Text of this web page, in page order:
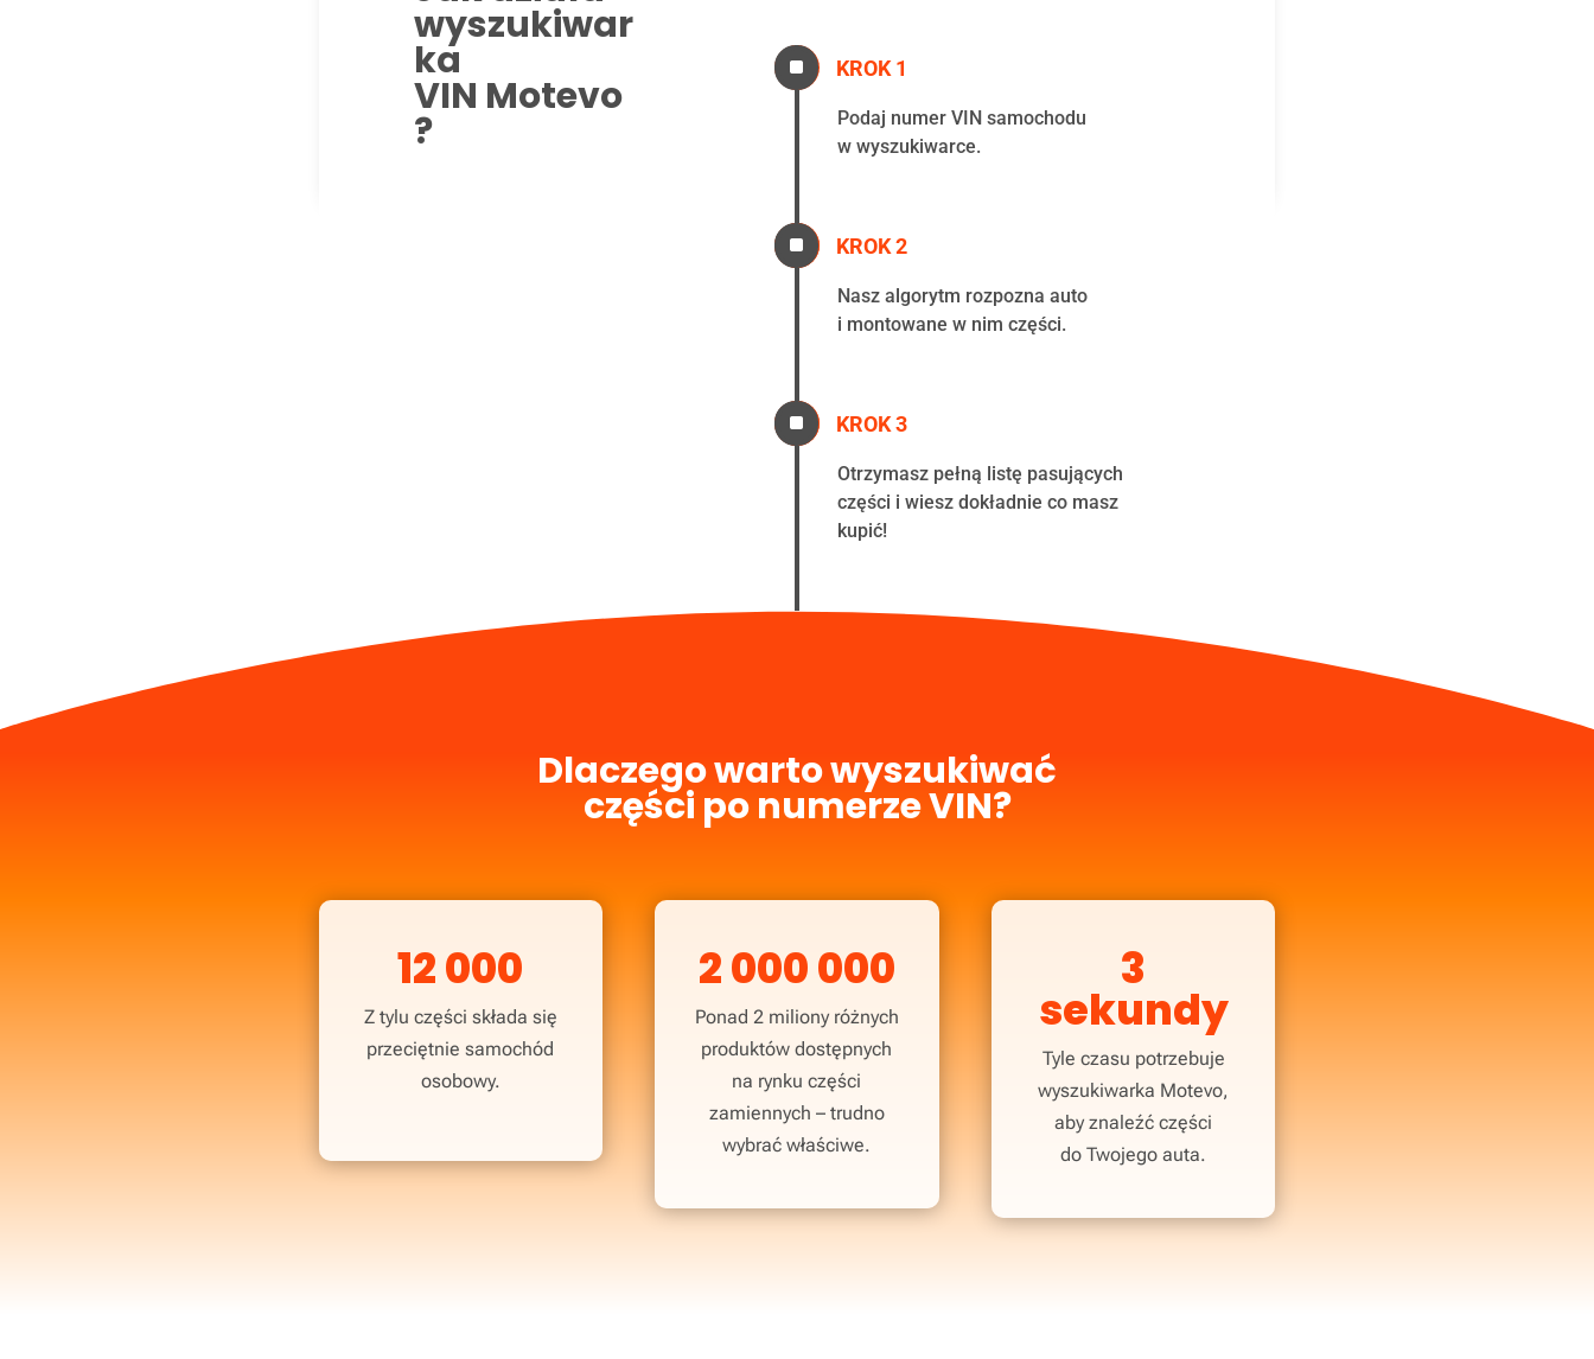
wyszukiwar
ka
VIN Motevo
?
^ KROK 1
Podaj numer VIN samochodu
w wyszukiwarce.
^ KROK 2
Nasz algorytm rozpozna auto
i montowane w nim części.
^ KROK 3
Otrzymasz pełną listę pasujących
części i wiesz dokładnie co masz
kupić!
Dlaczego warto wyszukiwać
części po numerze VIN?
12 000
Z tylu części składa się
przeciętnie samochód
osobowy.
2 000 000
Ponad 2 miliony różnych
produktów dostępnych
na rynku części
zamiennych – trudno
wybrać właściwe.
3
sekundy
Tyle czasu potrzebuje
wyszukiwarka Motevo,
aby znaleźć części
do Twojego auta.